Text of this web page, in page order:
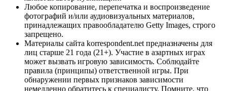
Любое копирование, перепечатка и воспроизведение
фотографий и/или аудиовизуальных материалов,
принадлежащих правообладателю Getty Images, строго
запрещено.
Материалы сайта korrespondent.net предназначены для
лиц старше 21 года (21+). Участие в азартных играх
может вызвать игровую зависимость. Соблюдайте
правила (принципы) ответственной игры. При
обнаружении первых признаков зависимости
немедленно обратитесь к специалисту. Помните, что